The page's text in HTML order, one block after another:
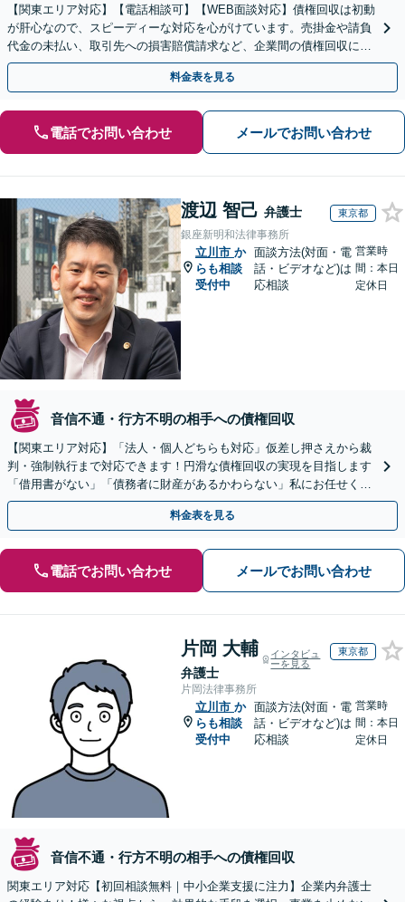
【関東エリア対応】【電話相談可】【WEB面談対応】債権回収は初動
が肝心なので、スピーディーな対応を心がけています。売掛金や請負
代金の未払い、取引先への損害賠償請求など、企業間の債権回収に幅
広く対応「フリーランスの報酬未払いもご相談ください」
料金表を見る
電話でお問い合わせ メールでお問い合わせ
渡辺 智己 弁護士 東京都
銀座新明和法律事務所
立川市 か
らも相談
受付中
面談方法(対面・電
話・ビデオなど)は
応相談
営業時
間：本日
定休日
音信不通・行方不明の相手への債権回収
【関東エリア対応】「法人・個人どちらも対応」仮差し押さえから裁
判・強制執行まで対応できます！円滑な債権回収の実現を目指します
「借用書がない」「債務者に財産があるかわらない」私にお任せくだ
さい！【分割払いあり】【休日・夜間相談可】
料金表を見る
電話でお問い合わせ メールでお問い合わせ
片岡 大輔
弁護士
インタビュ
ーを見る
東京都
片岡法律事務所
立川市 か
らも相談
受付中
面談方法(対面・電
話・ビデオなど)は
応相談
営業時
間：本日
定休日
音信不通・行方不明の相手への債権回収
関東エリア対応【初回相談無料｜中小企業支援に注力】企業内弁護士